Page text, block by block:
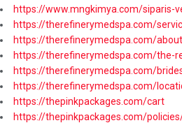
https://www.mngkimya.com/siparis-
https://therefinerymedspa.com/
https://therefinerymedspa.com/about
https://therefinerymedspa.com/the-
https://therefinerymedspa.com/
https://therefinerymedspa.com/
https://thepinkpackages.com/cart
https://thepinkpackages.com/